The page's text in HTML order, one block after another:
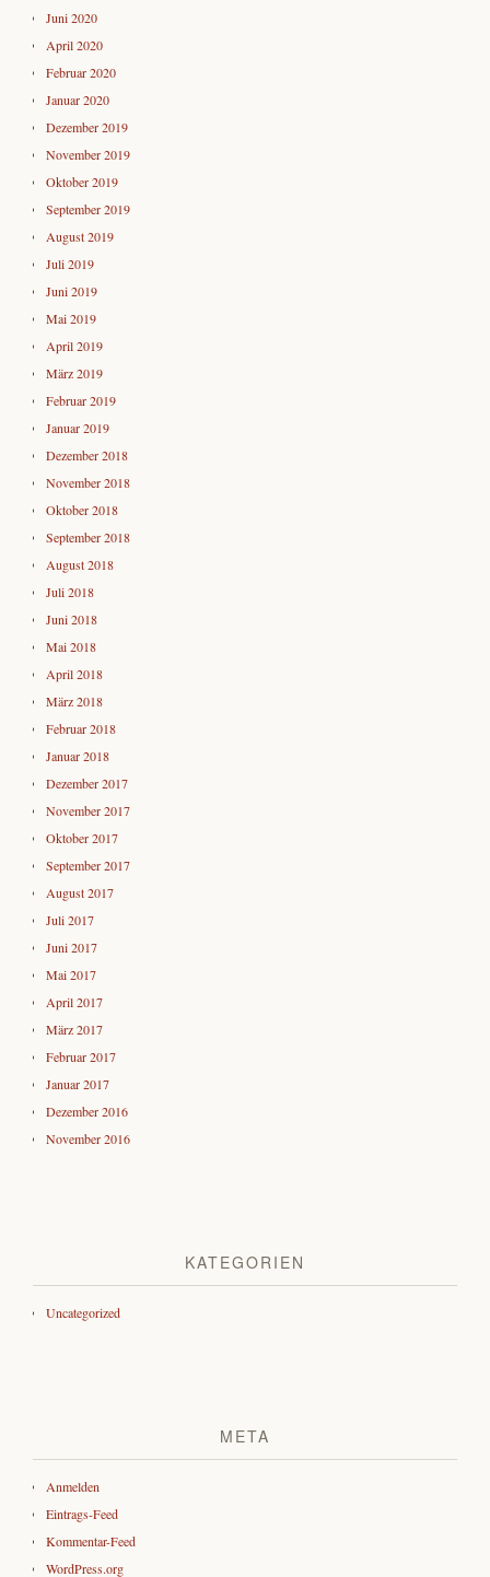
Juni 2020
April 2020
Februar 2020
Januar 2020
Dezember 2019
November 2019
Oktober 2019
September 2019
August 2019
Juli 2019
Juni 2019
Mai 2019
April 2019
März 2019
Februar 2019
Januar 2019
Dezember 2018
November 2018
Oktober 2018
September 2018
August 2018
Juli 2018
Juni 2018
Mai 2018
April 2018
März 2018
Februar 2018
Januar 2018
Dezember 2017
November 2017
Oktober 2017
September 2017
August 2017
Juli 2017
Juni 2017
Mai 2017
April 2017
März 2017
Februar 2017
Januar 2017
Dezember 2016
November 2016
KATEGORIEN
Uncategorized
META
Anmelden
Eintrags-Feed
Kommentar-Feed
WordPress.org